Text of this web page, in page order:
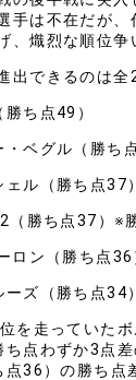
手は不在だが
、熾烈な順位争
出できるのは
ち点49）
ベグル（勝ち
ル（勝ち点37）
（勝ち点37）※
ロン（勝ち点36
ズ（勝ち点34）
を走っていた
ち点わずか3点
点36）の勝ち点